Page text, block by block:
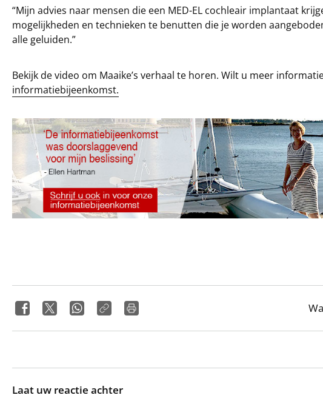
“Mijn advies naar mensen die een MED-EL cochleair implantaat
mogelijkheden en technieken te benutten die je worden
alle geluiden.”
Bekijk de video om Maaike’s verhaal te horen. Wilt u meer
informatiebijeenkomst.
Laat uw reactie achter